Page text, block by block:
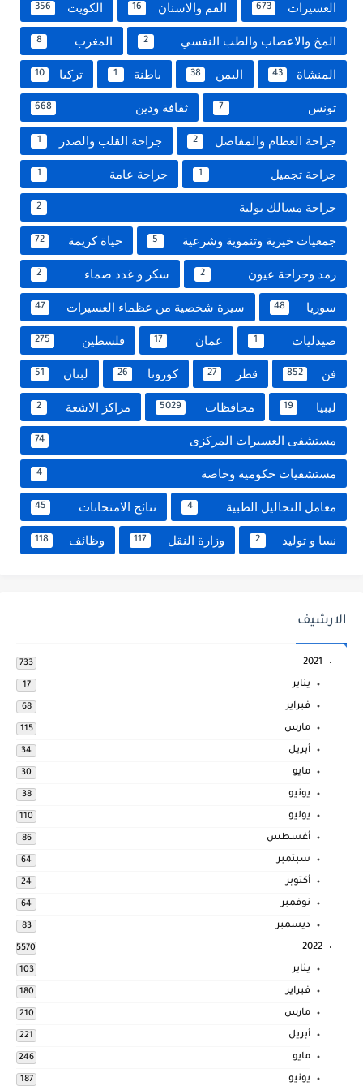
العسيرات 673 الفم والاسنان 16 الكويت 356
المخ والاعصاب والطب النفسي 2 المغرب 8
المنشاة 43 اليمن 38 باطنة 1 تركيا 10
تونس 7 ثقافة ودين 668
جراحة العظام والمفاصل 2 جراحة القلب والصدر 1
جراحة تجميل 1 جراحة عامة 1
جراحة مسالك بولية 2
جمعيات خيرية وتنموية وشرعية 5 حياة كريمة 72
رمد وجراحة عيون 2 سكر و غدد صماء 2
سوريا 48 سيرة شخصية من عظماء العسيرات 47
صيدليات 1 عمان 17 فلسطين 275
فن 852 قطر 27 كورونا 26 لبنان 51
ليبيا 19 محافظات 5029 مراكز الاشعة 2
مستشفى العسيرات المركزى 74
مستشفيات حكومية وخاصة 4
معامل التحاليل الطبية 4 نتائج الامتحانات 45
نسا و توليد 2 وزارة النقل 117 وظائف 118
الارشيف
2021
733
يناير 17
فبراير 68
مارس 115
أبريل 34
مايو 30
يونيو 38
يوليو 110
أغسطس 86
سبتمبر 64
أكتوبر 24
نوفمبر 64
ديسمبر 83
2022
5570
يناير 103
فبراير 180
مارس 210
أبريل 221
مايو 246
يونيو 187